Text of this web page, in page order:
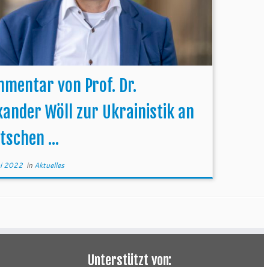
von Prof. Dr.
Wöll zur Ukrainistik an
...
2022in Aktuelles
Unterstützt von: